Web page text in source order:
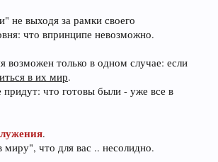
не выходя за рамки своего
что впринципе невозможно.
возможен только в одном случае: если
в их мир.
что готовы были - уже все в
.
что для вас .. несолидно.